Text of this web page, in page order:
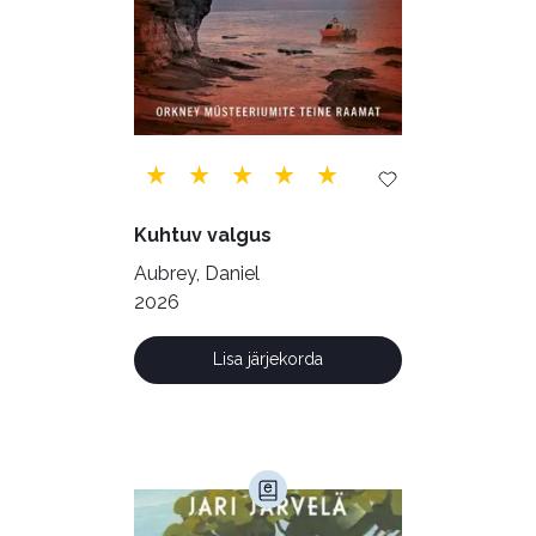
Telekommunikatsioon (9)
Tervis (147)
Transport (8)
Ulme ja fantaasia (244)
Vabakasutus (423)
Õigus (22)
Kuhtuv valgus
Aubrey, Daniel
2026
Lisa järjekorda